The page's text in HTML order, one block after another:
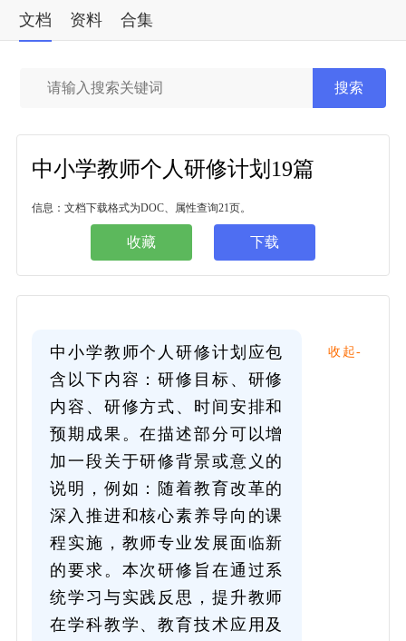
文档 资料 合集
搜索
中小学教师个人研修计划19篇
信息：文档下载格式为DOC、属性查询21页。
收藏 下载
收起-
中小学教师个人研修计划应包
含以下内容：研修目标、研修
内容、研修方式、时间安排和
预期成果。在描述部分可以增
加一段关于研修背景或意义的
说明，例如：随着教育改革的
深入推进和核心素养导向的课
程实施，教师专业发展面临新
的要求。本次研修旨在通过系
统学习与实践反思，提升教师
在学科教学、教育技术应用及